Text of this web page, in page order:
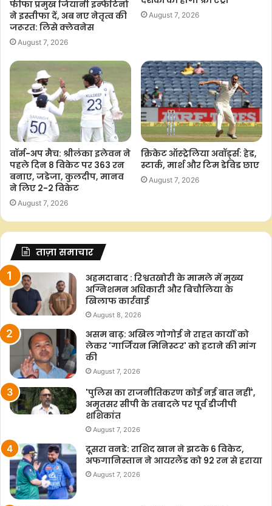
फीफा प्रमुख जियानी इन्फेंटिनो
ने इस्तीफा दें, अब नए नेतृत्व की
जरूरत: लिसे क्लेवनेस
August 7, 2026
August 7, 2026
वॉर्म-अप मैच: श्रीलंका इलेवन ने
पहले दिन 8 विकेट पर 363 रन
बनाए, जडेजा, कुलदीप, मानव
ने लिए 2-2 विकेट
August 7, 2026
क्रिकेट ऑस्ट्रेलिया अवॉर्ड्स: हेड,
स्टार्क, मार्श और टिम डेविड छाए
August 7, 2026
ताज़ा समाचार
अहमदाबाद : रिश्वतखोरी के मामले में मुख्य
अग्निशमन अधिकारी और बिचौलिया के
खिलाफ कार्रवाई
August 8, 2026
असम बाढ़: अखिल गोगोई ने राहत कार्यों को
लेकर 'गार्जियन मिनिस्टर' को हटाने की मांग
की
August 7, 2026
'पुलिस का राजनीतिकरण कोई नई बात नहीं',
अमृतसर सीपी के तबादले पर पूर्व डीजीपी
शशिकांत
August 7, 2026
दूसरा वनडे: राशिद खान ने झटके 6 विकेट,
अफगानिस्तान ने आयरलैंड को 92 रन से हराया
August 7, 2026